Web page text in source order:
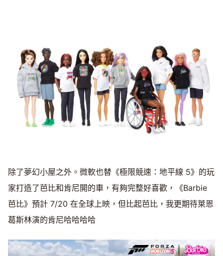
除了夢幻小屋之外。微軟也替《極限競速：地平線 5》的玩
家打造了芭比和肯尼開的車，有夠完整好喜歡，《Barbie
芭比》預計 7/20 在全球上映，但比起芭比，我更期待萊恩
葛斯林演的肯尼哈哈哈哈